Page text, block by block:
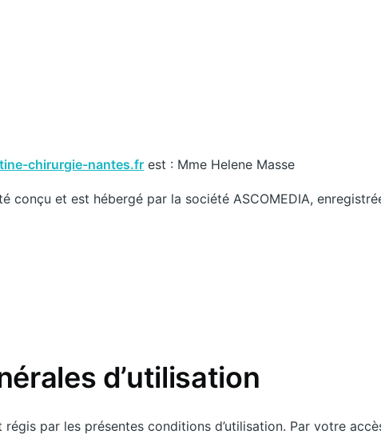
chirurgie-nantes.fr est : Mme Helene Masse
conçu et est hébergé par la société ASCOMEDIA,
d’utilisation
par les présentes conditions d’utilisation. Par votre